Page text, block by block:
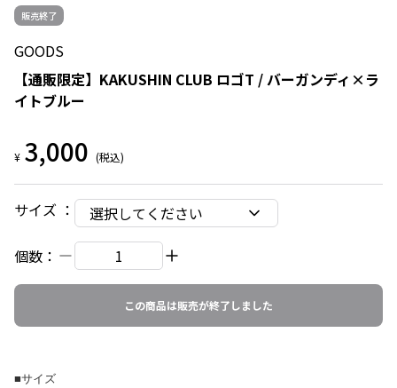
販売終了
GOODS
【通販限定】KAKUSHIN CLUB ロゴT / バーガンディ×ラ
イトブルー
¥ 3,000 (税込)
サイズ ：
選択してください
個数：
この商品は販売が終了しました
■サイズ